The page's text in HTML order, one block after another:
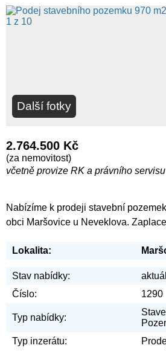
Další fotky
2.764.500 Kč
(za nemovitost)
včetně provize RK a právního servisu
Nabízíme k prodeji stavební
obci Maršovice u Neveklova.
Lokalita:
Stav nabídky:
Číslo:
1290
Typ nabídky:
Typ inzerátu: